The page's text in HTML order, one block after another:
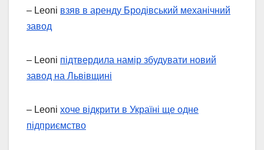
– Leoni взяв в аренду Бродівський механічний
завод
– Leoni підтвердила намір збудувати новий
завод на Львівщині
– Leoni хоче відкрити в Україні ще одне
підприємство